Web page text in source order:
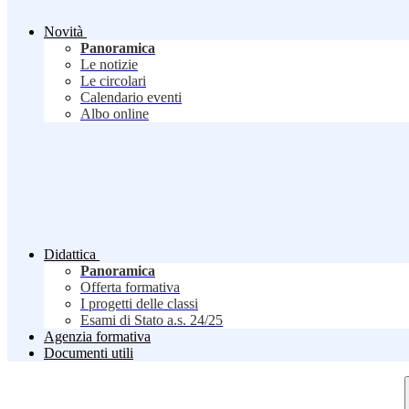
Novità
Panoramica
Le notizie
Le circolari
Calendario eventi
Albo online
Didattica
Panoramica
Offerta formativa
I progetti delle classi
Esami di Stato a.s. 24/25
Agenzia formativa
Documenti utili